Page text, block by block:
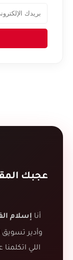
عجبك
أنا إسلام
وأدير
اللي